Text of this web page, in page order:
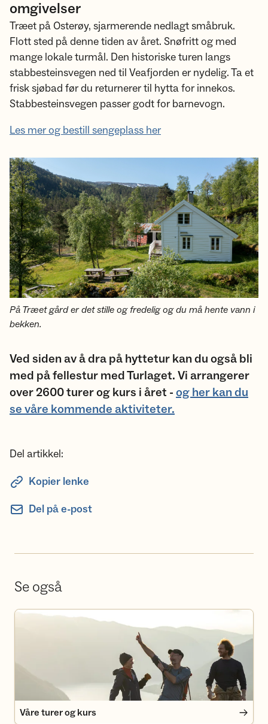
omgivelser
Træet på Osterøy, sjarmerende nedlagt småbruk.
Flott sted på denne tiden av året. Snøfritt og med
mange lokale turmål. Den historiske turen langs
stabbesteinsvegen ned til Veafjorden er nydelig. Ta et
frisk sjøbad før du returnerer til hytta for innekos.
Stabbesteinsvegen passer godt for barnevogn.
Les mer og bestill sengeplass her
På Træet gård er det stille og fredelig og du må hente vann i
bekken.
Ved siden av å dra på hyttetur kan du også bli
med på fellestur med Turlaget. Vi arrangerer
over 2600 turer og kurs i året -og her kan du
se våre kommende aktiviteter.
Del artikkel:
Kopier lenke
Del på e-post
Se også
Våre turer og kurs
Våre turer og kurs